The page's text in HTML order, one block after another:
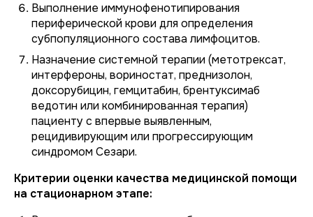
Выполнение иммунофенотипирования
периферической крови для определения
субпопуляционного состава лимфоцитов.
Назначение системной терапии (метотрексат,
интерфероны, вориностат, преднизолон,
доксорубицин, гемцитабин, брентуксимаб
ведотин или комбинированная терапия)
пациенту с впервые выявленным,
рецидивирующим или прогрессирующим
синдромом Сезари.
Критерии оценки качества медицинской помощи
на стационарном этапе: